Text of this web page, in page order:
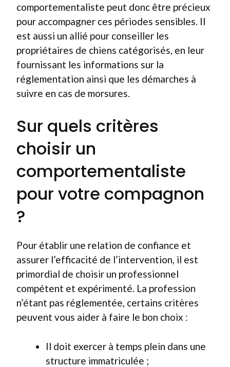
comportementaliste peut donc être précieux
pour accompagner ces périodes sensibles. Il
est aussi un allié pour conseiller les
propriétaires de chiens catégorisés, en leur
fournissant les informations sur la
réglementation ainsi que les démarches à
suivre en cas de morsures.
Sur quels critères
choisir un
comportementaliste
pour votre compagnon
?
Pour établir une relation de confiance et
assurer l’efficacité de l’intervention, il est
primordial de choisir un professionnel
compétent et expérimenté. La profession
n’étant pas réglementée, certains critères
peuvent vous aider à faire le bon choix :
Il doit exercer à temps plein dans une
structure immatriculée ;